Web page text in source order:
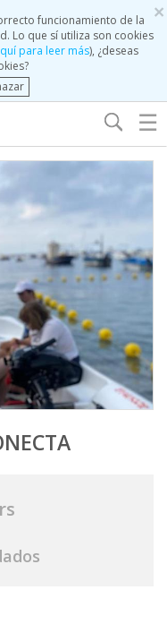
×
funcionamiento de la
Lo que sí utiliza son cookies
para leer más), ¿deseas
☰